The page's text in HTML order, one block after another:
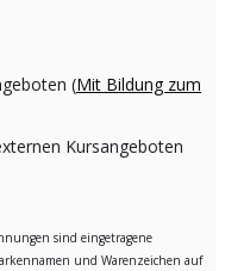
(Mit Bildung zum
Kursangeboten
sind eingetragene
und Warenzeichen auf